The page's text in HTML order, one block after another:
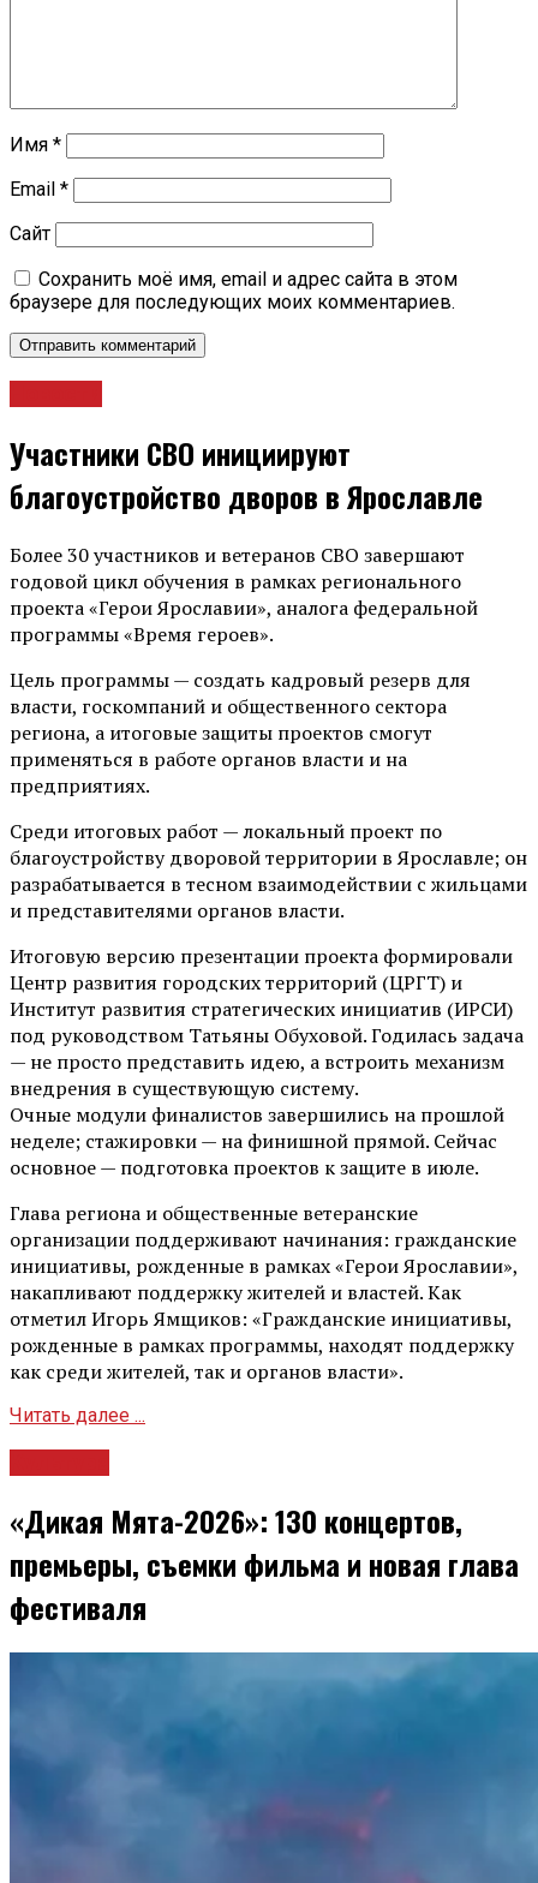
Имя *
Email *
Сайт
Сохранить моё имя, email и адрес сайта в этом
браузере для последующих моих комментариев.
Участники СВО инициируют
благоустройство дворов в Ярославле
Более 30 участников и ветеранов СВО завершают
годовой цикл обучения в рамках регионального
проекта «Герои Ярославии», аналога федеральной
программы «Время героев».
Цель программы — создать кадровый резерв для
власти, госкомпаний и общественного сектора
региона, а итоговые защиты проектов смогут
применяться в работе органов власти и на
предприятиях.
Среди итоговых работ — локальный проект по
благоустройству дворовой территории в Ярославле; он
разрабатывается в тесном взаимодействии с жильцами
и представителями органов власти.
Итоговую версию презентации проекта формировали
Центр развития городских территорий (ЦРГТ) и
Институт развития стратегических инициатив (ИРСИ)
под руководством Татьяны Обуховой. Годилась задача
— не просто представить идею, а встроить механизм
внедрения в существующую систему.
Очные модули финалистов завершились на прошлой
неделе; стажировки — на финишной прямой. Сейчас
основное — подготовка проектов к защите в июле.
Глава региона и общественные ветеранские
организации поддерживают начинания: гражданские
инициативы, рожденные в рамках «Герои Ярославии»,
накапливают поддержку жителей и властей. Как
отметил Игорь Ямщиков: «Гражданские инициативы,
рожденные в рамках программы, находят поддержку
как среди жителей, так и органов власти».
Читать далее ...
«Дикая Мята-2026»: 130 концертов,
премьеры, съемки фильма и новая глава
фестиваля